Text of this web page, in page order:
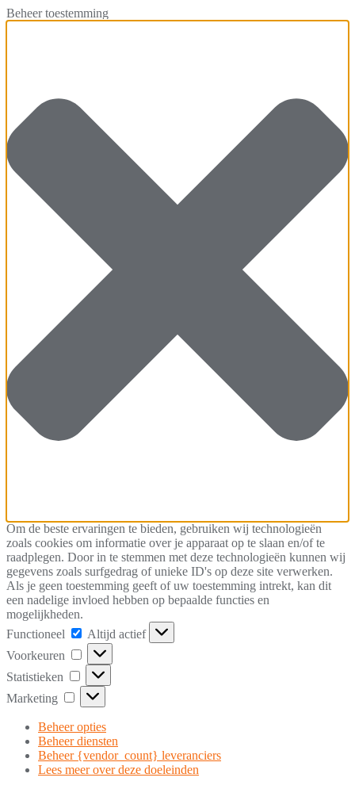
Beheer toestemming
Om de beste ervaringen te bieden, gebruiken wij technologieën
zoals cookies om informatie over je apparaat op te slaan en/of te
raadplegen. Door in te stemmen met deze technologieën kunnen wij
gegevens zoals surfgedrag of unieke ID's op deze site verwerken.
Als je geen toestemming geeft of uw toestemming intrekt, kan dit
een nadelige invloed hebben op bepaalde functies en
mogelijkheden.
Functioneel
Functioneel
Altijd actief
Voorkeuren
Voorkeuren
Statistieken Statistieken
Marketing Marketing
Beheer opties
Beheer diensten
Beheer {vendor_count} leveranciers
Lees meer over deze doeleinden